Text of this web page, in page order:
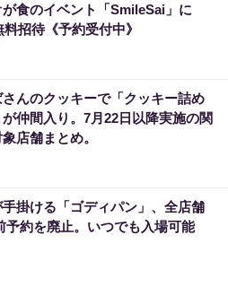
食のイベント「SmileSai」に
招待《予約受付中》
さんのクッキーで「クッキー詰め
仲間入り。7月22日以降実施の関
店舗まとめ。
手掛ける「ゴディパン」、全店舗
予約を廃止。いつでも入場可能